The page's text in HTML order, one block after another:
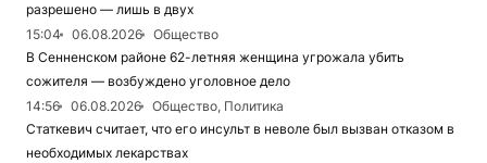
разрешено — лишь в двух
15:04
06.08.2026
Общество
В Сенненском районе 62-летняя женщина угрожала убить
сожителя — возбуждено уголовное дело
14:56
06.08.2026
Общество, Политика
Статкевич считает, что его инсульт в неволе был вызван отказом в
необходимых лекарствах